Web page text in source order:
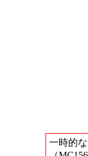
一時的